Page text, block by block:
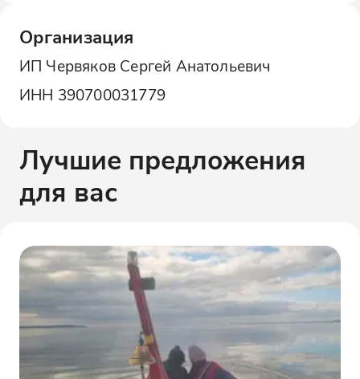
Организация
ИП Червяков Сергей Анатольевич
ИНН 390700031779
Лучшие предложения
для вас